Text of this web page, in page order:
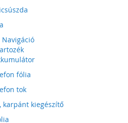
fólia
tok
karpánt kiegészítő